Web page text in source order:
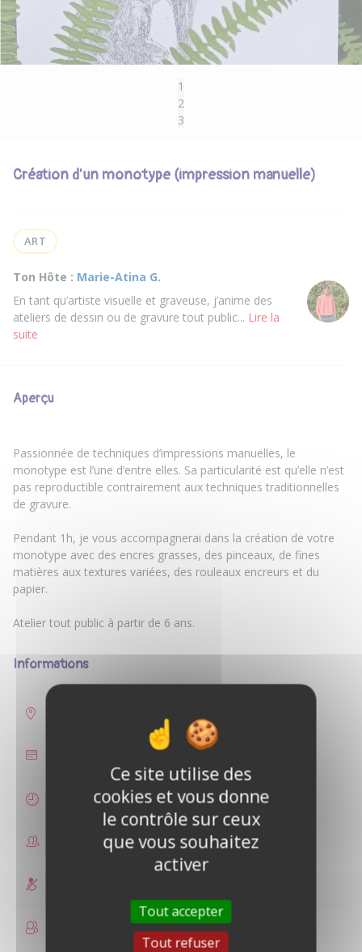
1
2
3
Création d'un monotype (impression manuelle)
ART
Ton Hôte : Marie-Atina G.
En tant qu’artiste visuelle et graveuse, j’anime des
ateliers de dessin ou de gravure tout public... Lire la
suite
Aperçu
Passionnée de techniques d’impressions manuelles, le
monotype est l’une d’entre elles. Sa particularité est qu’elle n’est
pas reproductible contrairement aux techniques traditionnelles
de gravure.
Pendant 1h, je vous accompagnerai dans la création de votre
monotype avec des encres grasses, des pinceaux, de fines
matières aux textures variées, des rouleaux encreurs et du
papier.
Informations
1 à 2 personnes
Enfants acceptés
Ce site utilise des
cookies et vous donne
le contrôle sur ceux
que vous souhaitez
activer
Tout accepter
Tout refuser